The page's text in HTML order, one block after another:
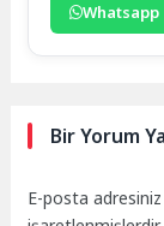
Whatsapp
Bir Yorum
E-posta